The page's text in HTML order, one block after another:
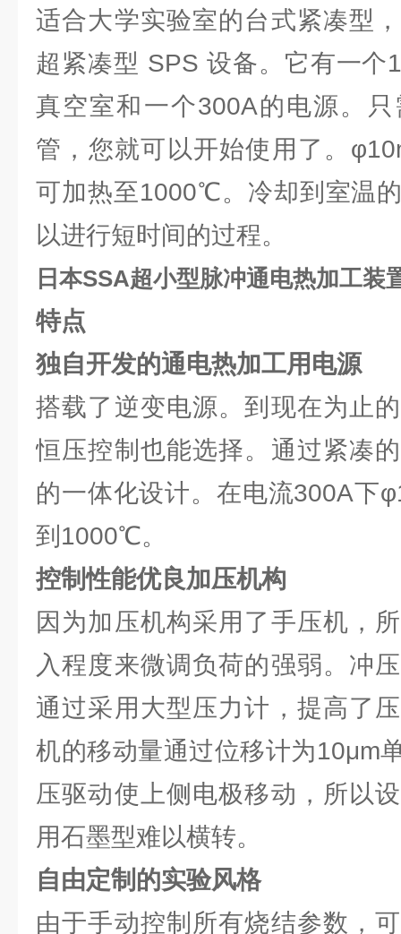
适合大学实验室的台式紧凑型
超紧凑型 SPS 设备。它有一个
真空室和一个300A的电源。
管，您就可以开始使用了。
可加热至1000℃。冷却到室温
以进行短时间的过程。
日本SSA超小型脉冲通电热加工装
特点
独自开发的通电热加工用电源
搭载了逆变电源。到现在为止
恒压控制也能选择。通过紧凑
的一体化设计。在电流300A下
到1000℃。
控制性能优良加压机构
因为加压机构采用了手压机，
入程度来微调负荷的强弱。冲
通过采用大型压力计，提高了
机的移动量通过位移计为10μm
压驱动使上侧电极移动，所以
用石墨型难以横转。
自由定制的实验风格
由于手动控制所有烧结参数，